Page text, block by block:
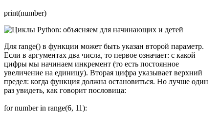
print(number)
Для range() в функции может быть указан второй параметр.
Если в аргументах два числа, то первое означает: с какой
цифры мы начинаем инкремент (то есть постоянное
увеличение на единицу). Вторая цифра указывает верхний
предел: когда функция должна остановиться. Но лучше один
раз увидеть, как говорит пословица:
for number in range(6, 11):